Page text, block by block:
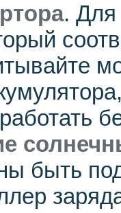
. Для
быть